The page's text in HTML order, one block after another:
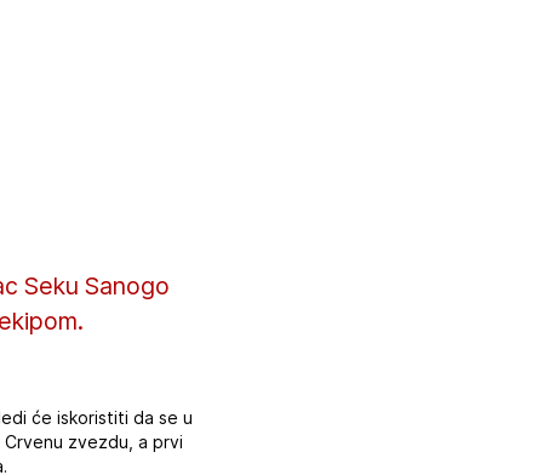
Seku Sanogo
će iskoristiti da se u
zvezdu, a prvi